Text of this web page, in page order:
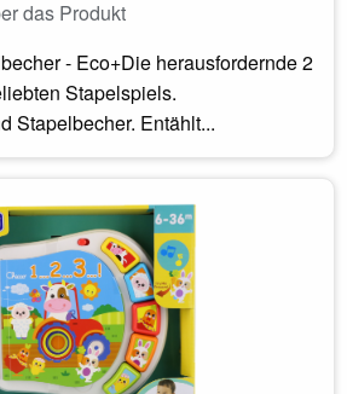
das Produkt
- Eco+Die herausfordernde 2
Stapelspiels.
Stapelbecher. Entählt...